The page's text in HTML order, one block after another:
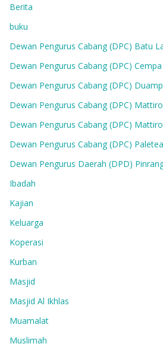
Berita
buku
Dewan Pengurus Cabang (DPC) Batu
Dewan Pengurus Cabang (DPC) Cempa
Dewan Pengurus Cabang (DPC)
Dewan Pengurus Cabang (DPC)
Dewan Pengurus Cabang (DPC)
Dewan Pengurus Cabang (DPC)
Dewan Pengurus Daerah (DPD)
Ibadah
Kajian
Keluarga
Koperasi
Kurban
Masjid
Masjid Al Ikhlas
Muamalat
Muslimah